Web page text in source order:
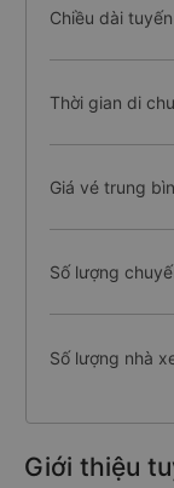
Chiều dài
Thời gian di
Giá vé trung
Số lượng
Số lượng nhà
Giới thiệu